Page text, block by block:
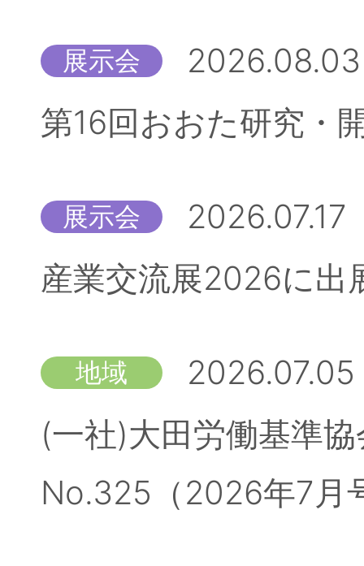
展示会
2026.08.03
第16回おおた研究・
展示会
2026.07.17
産業交流展2026に出
地域
2026.07.05
(一社)大田労働基準
No.325（2026年7月